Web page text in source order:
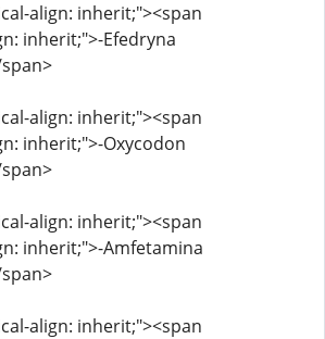
align: inherit;"><span
inherit;">-Efedryna
align: inherit;"><span
inherit;">-Oxycodon
align: inherit;"><span
inherit;">-Amfetamina
align: inherit;"><span